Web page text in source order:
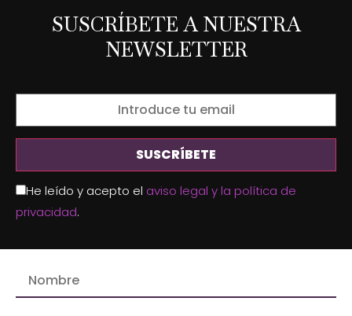
SUSCRÍBETE A NUESTRA
NEWSLETTER
He leído y acepto el aviso legal y la política de
privacidad.